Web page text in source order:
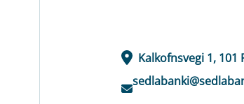
Kalkofnsvegi 1, 101